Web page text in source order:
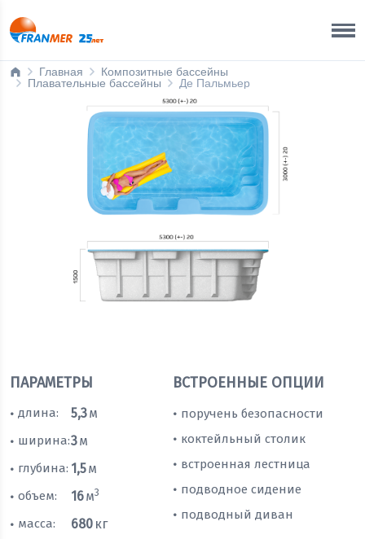
Главная
Композитные бассейны
Плавательные бассейны
Де Пальмьер
ПАРАМЕТРЫ
• длина: 5,3м
• ширина:3м
• глубина: 1,5м
• объем: 16м3
• масса: 680 кг
ВСТРОЕННЫЕ ОПЦИИ
• поручень безопасности
• коктейльный столик
• встроенная лестница
• подводное сидение
• подводный диван